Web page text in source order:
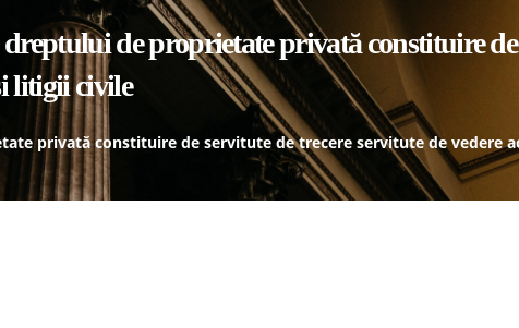
de proprietate privată constituire
litigii civile
privată constituire de servitute de trecere servitute de vedere